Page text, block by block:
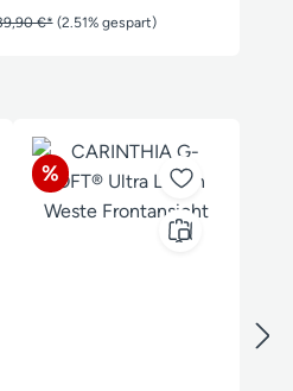
€* (2.51% gespart)
Rabatt
%